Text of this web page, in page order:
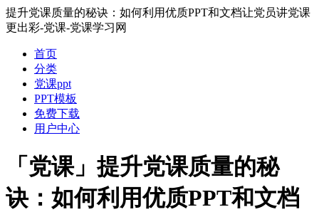
提升党课质量的秘诀：如何利用优质PPT和文档让党员讲党课
更出彩-党课-党课学习网
首页
分类
党课ppt
PPT模板
免费下载
用户中心
「党课」提升党课质量的秘
诀：如何利用优质PPT和文档